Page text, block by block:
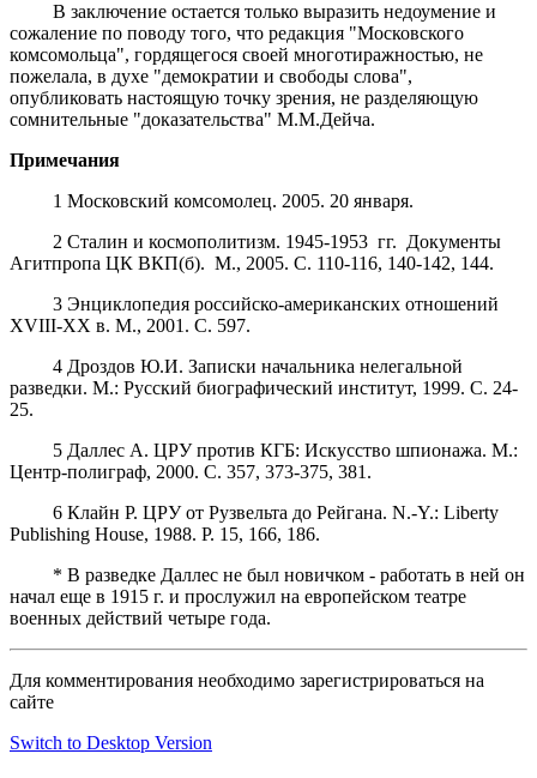
В заключение остается только выразить недоумение и
сожаление по поводу того, что редакция "Московского
комсомольца", гордящегося своей многотиражностью, не
пожелала, в духе "демократии и свободы слова",
опубликовать настоящую точку зрения, не разделяющую
сомнительные "доказательства" М.М.Дейча.
Примечания
1 Московский комсомолец. 2005. 20 января.
2 Сталин и космополитизм. 1945-1953 гг. Документы
Агитпропа ЦК ВКП(б). М., 2005. С. 110-116, 140-142, 144.
3 Энциклопедия российско-американских отношений
XVIII-XX в. М., 2001. С. 597.
4 Дроздов Ю.И. Записки начальника нелегальной
разведки. М.: Русский биографический институт, 1999. С. 24-
25.
5 Даллес А. ЦРУ против КГБ: Искусство шпионажа. М.:
Центр-полиграф, 2000. С. 357, 373-375, 381.
6 Клайн Р. ЦРУ от Рузвельта до Рейгана. N.-Y.: Liberty
Publishing House, 1988. Р. 15, 166, 186.
* В разведке Даллес не был новичком - работать в ней он
начал еще в 1915 г. и прослужил на европейском театре
военных действий четыре года.
Для комментирования необходимо зарегистрироваться на
сайте
Switch to Desktop Version